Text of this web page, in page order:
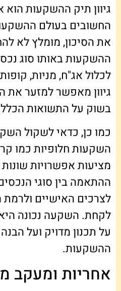
גיוון תיק ההשקעות הוא
החשובים בעולם
את הסיכון, מומלץ לא
ההשקעות באותו סוג
לכלול אג"ח, מניות,
גיוון מאפשר למזער
בשוק על התשואות
כמו כן, כדאי לשקול
השקעות חלופיות כמו
מציעות אפשרויות
ההתאמה בין סוגי
לצרכים האישיים ולרמת
לקחת. השקעה נכונה
על תכנון מדויק ועל
ההשקעות.
אחריות ומעקב